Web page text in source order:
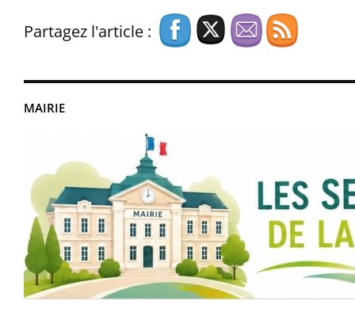
MAIRIE
Partagez l'article :